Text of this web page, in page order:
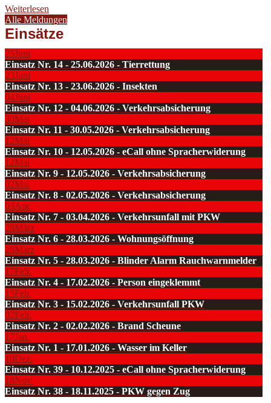
Weiterlesen
Alle Meldungen
Einsätze
25Juni
Einsatz Nr. 14 - 25.06.2026 - Tierrettung
23Juni
Einsatz Nr. 13 - 23.06.2026 - Insekten
04Juni
Einsatz Nr. 12 - 04.06.2026 - Verkehrsabsicherung
30Mai
Einsatz Nr. 11 - 30.05.2026 - Verkehrsabsicherung
12Mai
Einsatz Nr. 10 - 12.05.2026 - eCall ohne Spracherwiderung
12Mai
Einsatz Nr. 9 - 12.05.2026 - Verkehrsabsicherung
02Mai
Einsatz Nr. 8 - 02.05.2026 - Verkehrsabsicherung
03Apr.
Einsatz Nr. 7 - 03.04.2026 - Verkehrsunfall mit PKW
28März
Einsatz Nr. 6 - 28.03.2026 - Wohnungsöffnung
28März
Einsatz Nr. 5 - 28.03.2026 - Blinder Alarm Rauchwarnmelder
17Feb.
Einsatz Nr. 4 - 17.02.2026 - Person eingeklemmt
15Feb.
Einsatz Nr. 3 - 15.02.2026 - Verkehrsunfall PKW
02Feb.
Einsatz Nr. 2 - 02.02.2026 - Brand Scheune
17Jan.
Einsatz Nr. 1 - 17.01.2026 - Wasser im Keller
10Dez.
Einsatz Nr. 39 - 10.12.2025 - eCall ohne Spracherwiderung
18Nov.
Einsatz Nr. 38 - 18.11.2025 - PKW gegen Zug